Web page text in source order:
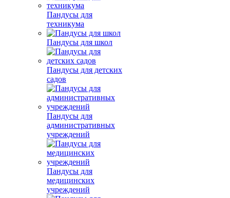
Пандусы для
техникума
Пандусы для школ
Пандусы для детских
садов
Пандусы для
административных
учреждений
Пандусы для
медицинских
учреждений